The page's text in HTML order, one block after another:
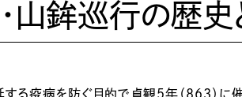
山鉾巡行の歴
する疫病を防ぐ目的で貞観5年（863）に